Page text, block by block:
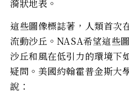
漪狀地表。
這些圖像標誌著，人類首次
流動沙丘。NASA希望這些
沙丘和風在低引力的環境下
疑問。美國約翰霍普金斯
說：